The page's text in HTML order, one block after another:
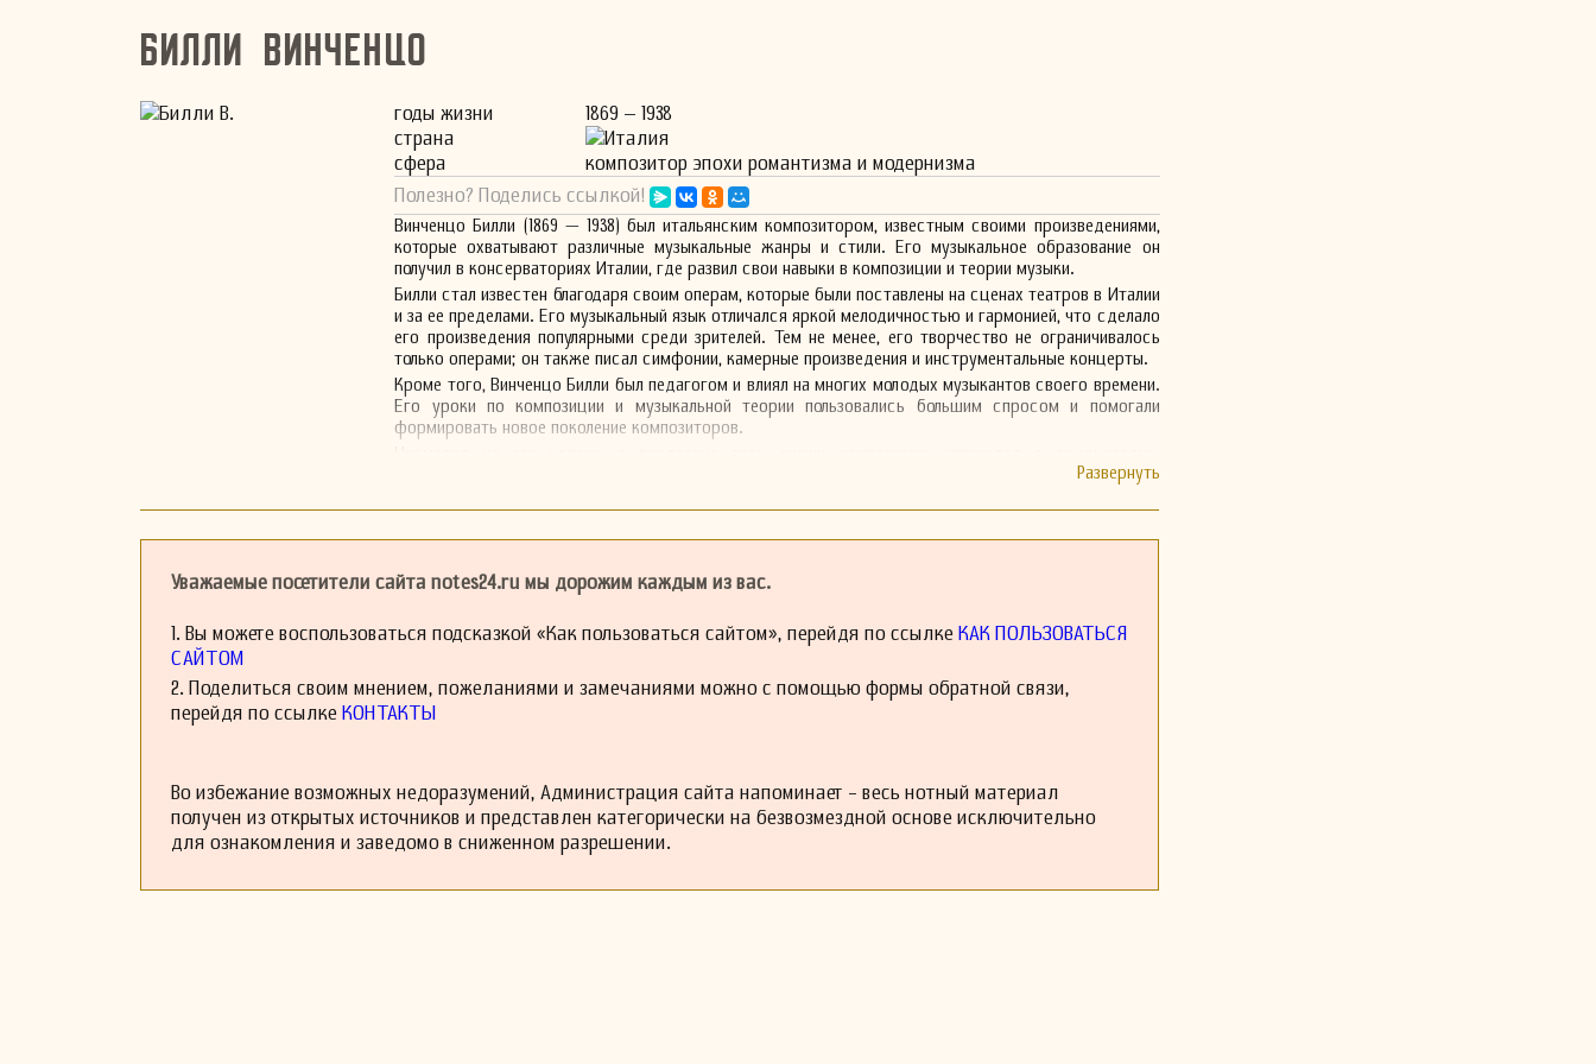
Билли Винченцо
годы жизни
1869 – 1938
страна
Италия
сфера
композитор эпохи романтизма и модернизма
Полезно? Поделись ссылкой!
Винченцо Билли (1869 — 1938) был итальянским композитором, известным своими произведениями,
которые охватывают различные музыкальные жанры и стили. Его музыкальное образование он
получил в консерваториях Италии, где развил свои навыки в композиции и теории музыки.
Билли стал известен благодаря своим операм, которые были поставлены на сценах театров в Италии
и за ее пределами. Его музыкальный язык отличался яркой мелодичностью и гармонией, что сделало
его произведения популярными среди зрителей. Тем не менее, его творчество не ограничивалось
только операми; он также писал симфонии, камерные произведения и инструментальные концерты.
Кроме того, Винченцо Билли был педагогом и влиял на многих молодых музыкантов своего времени.
Его уроки по композиции и музыкальной теории пользовались большим спросом и помогали
формировать новое поколение композиторов.
вызванными политической ситуацией в Италии. Тем не менее, его творческое наследие продолжает
Винченцо Билли оставил после себя значительное наследие, которое продолжает вдохновлять и
его музыкальный стиль по-прежнему считается важным вкладом в итальянскую музыкальную
Уважаемые посетители сайта notes24.ru мы дорожим каждым из вас.
1. Вы можете воспользоваться подсказкой «Как пользоваться сайтом», перейдя по ссылке КАК ПОЛЬЗОВАТЬСЯ
САЙТОМ
2. Поделиться своим мнением, пожеланиями и замечаниями можно с помощью формы обратной связи,
перейдя по ссылке КОНТАКТЫ
Во избежание возможных недоразумений, Администрация сайта напоминает - весь нотный материал
получен из открытых источников и представлен категорически на безвозмездной основе исключительно
для ознакомления и заведомо в сниженном разрешении.